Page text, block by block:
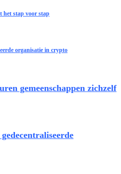
het stap voor stap
organisatie in crypto
gemeenschappen zichzelf